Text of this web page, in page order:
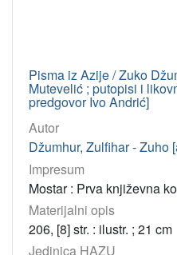
Pisma iz Azije / Zuko
Mutevelić ; putopisi i
predgovor Ivo Andrić]
Autor
Džumhur, Zulfihar - Zuho
Impresum
Mostar : Prva književna
Materijalni opis
206, [8] str. : ilustr. ; 21 cm
Jedinica HAZU